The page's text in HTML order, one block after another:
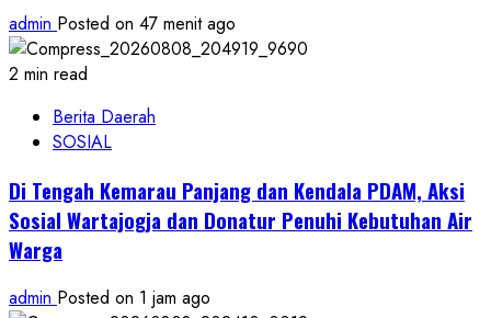
admin Posted on 47 menit ago
2 min read
Berita Daerah
SOSIAL
Di Tengah Kemarau Panjang dan Kendala PDAM, Aksi
Sosial Wartajogja dan Donatur Penuhi Kebutuhan Air
Warga
admin Posted on 1 jam ago